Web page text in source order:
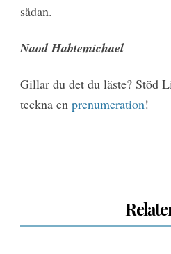
sådan.
Naod Habtemichael
Gillar du det du läste? Stöd
teckna en prenumeration!